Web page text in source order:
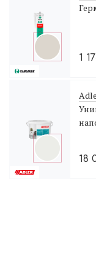
1
18